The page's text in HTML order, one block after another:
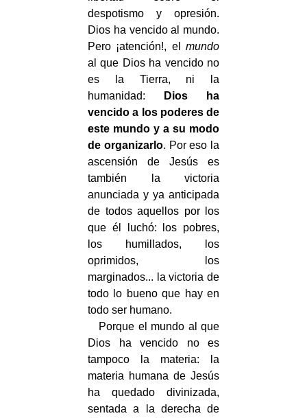
despotismo y opresión.
Dios ha vencido al mundo.
Pero ¡atención!, el mundo
al que Dios ha vencido no
es la Tierra, ni la
humanidad:
Dios ha
vencido a los poderes de
este mundo y a su modo
de organizarlo. Por eso la
ascensión de Jesús es
también la victoria
anunciada y ya anticipada
de todos aquellos por los
que él luchó: los pobres,
los humillados, los
oprimidos, los
marginados... la victoria de
todo lo bueno que hay en
todo ser humano.
Porque el mundo al que
Dios ha vencido no es
tampoco la materia: la
materia humana de Jesús
ha quedado divinizada,
sentada a la derecha de